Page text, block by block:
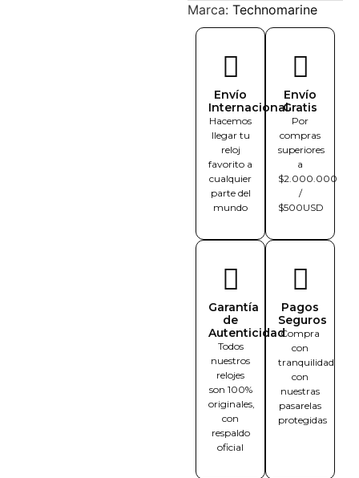
Marca: Technomarine
Envío
Internacional
Hacemos
llegar tu
reloj
favorito a
cualquier
parte del
mundo
Envío
Gratis
Por
compras
superiores
a
$2.000.000
/
$500USD
Garantía
de
Autenticidad
Todos
nuestros
relojes
son 100%
originales,
con
respaldo
oficial
Pagos
Seguros
Compra
con
tranquilidad
con
nuestras
pasarelas
protegidas